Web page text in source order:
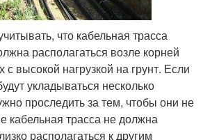
что кабельная трасса
располагаться возле корней
с высокой нагрузкой на грунт. Если
укладываться несколько
проследить за тем, чтобы они не
кабельная трасса не должна
располагаться к другим